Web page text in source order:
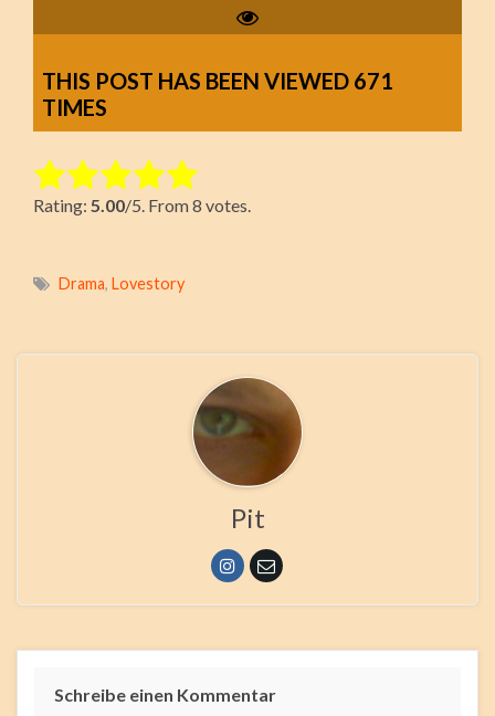
THIS POST HAS BEEN VIEWED 671
TIMES
Rate this item:
Submit Rating
Rating: 5.00/5. From 8 votes.
Drama, Lovestory
Pit
Schreibe einen Kommentar